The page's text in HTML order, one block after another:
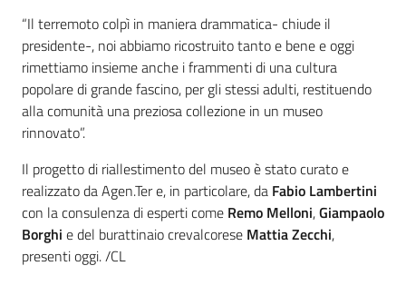
“Il terremoto colpì in maniera drammatica- chiude il
presidente-, noi abbiamo ricostruito tanto e bene e oggi
rimettiamo insieme anche i frammenti di una cultura
popolare di grande fascino, per gli stessi adulti, restituendo
alla comunità una preziosa collezione in un museo
rinnovato”.
Il progetto di riallestimento del museo è stato curato e
realizzato da Agen.Ter e, in particolare, da Fabio Lambertini
con la consulenza di esperti come Remo Melloni,Giampaolo
Borghi e del burattinaio crevalcorese Mattia Zecchi,
presenti oggi. /CL